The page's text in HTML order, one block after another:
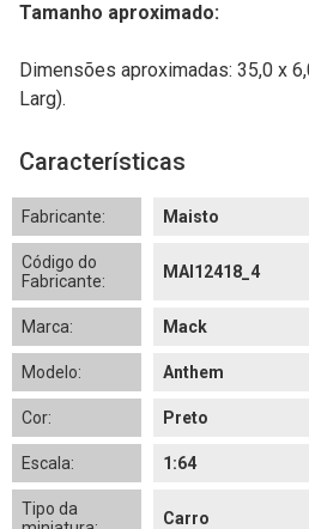
Tamanho aproximado:
Dimensões aproximadas: 35,0 x
Larg).
Características
Fabricante: Maisto
Código do
Fabricante:
MAI12418_4
Marca: Mack
Modelo: Anthem
Cor: Preto
Escala: 1:64
Tipo da
Carro